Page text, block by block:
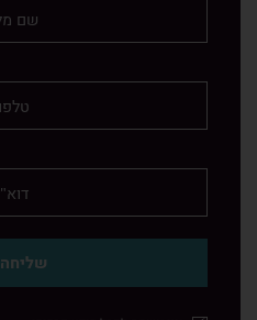
שליחה